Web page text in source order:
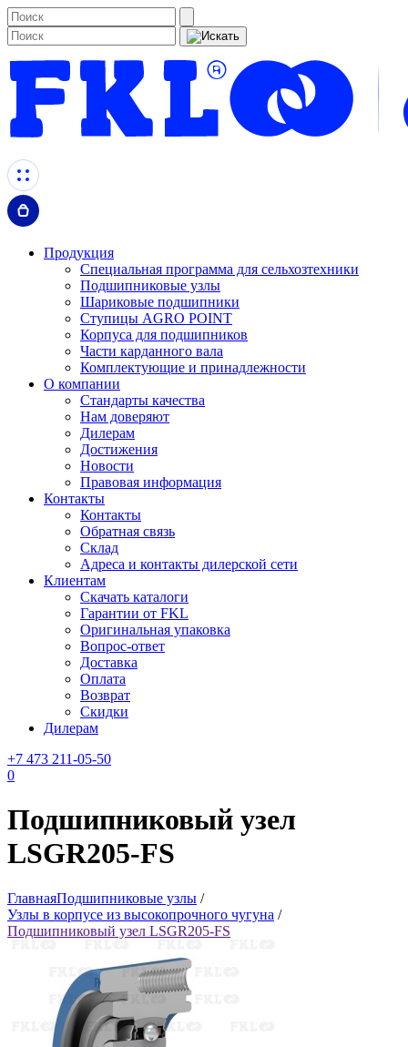
Продукция
Специальная программа для сельхозтехники
Подшипниковые узлы
Шариковые подшипники
Ступицы AGRO POINT
Корпуса для подшипников
Части карданного вала
Комплектующие и принадлежности
О компании
Стандарты качества
Нам доверяют
Дилерам
Достижения
Новости
Правовая информация
Контакты
Контакты
Обратная связь
Склад
Адреса и контакты дилерской сети
Клиентам
Скачать каталоги
Гарантии от FKL
Оригинальная упаковка
Вопрос-ответ
Доставка
Оплата
Возврат
Скидки
Дилерам
+7 473 211-05-50
0
Подшипниковый узел
LSGR205-FS
ГлавнаяПодшипниковые узлы /
Узлы в корпусе из высокопрочного чугуна /
Подшипниковый узел LSGR205-FS